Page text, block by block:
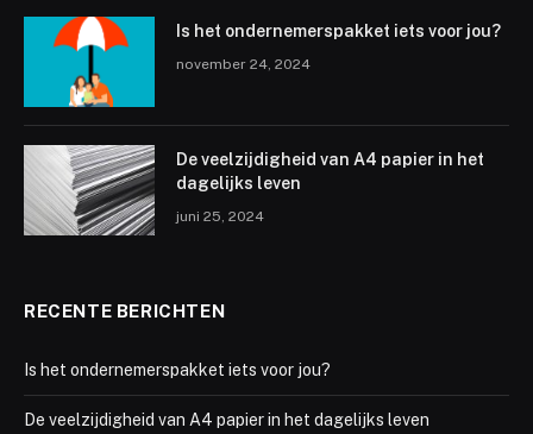
Is het ondernemerspakket iets voor jou?
november 24, 2024
De veelzijdigheid van A4 papier in het
dagelijks leven
juni 25, 2024
RECENTE BERICHTEN
Is het ondernemerspakket iets voor jou?
De veelzijdigheid van A4 papier in het dagelijks leven